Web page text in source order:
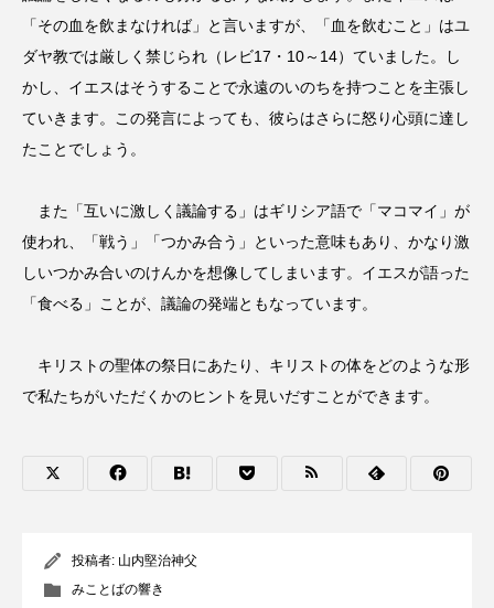
「その血を飲まなければ」と言いますが、「血を飲むこと」はユ
ダヤ教では厳しく禁じられ（レビ17・10～14）ていました。し
かし、イエスはそうすることで永遠のいのちを持つことを主張し
ていきます。この発言によっても、彼らはさらに怒り心頭に達し
たことでしょう。
また「互いに激しく議論する」はギリシア語で「マコマイ」が
使われ、「戦う」「つかみ合う」といった意味もあり、かなり激
しいつかみ合いのけんかを想像してしまいます。イエスが語った
「食べる」ことが、議論の発端ともなっています。
キリストの聖体の祭日にあたり、キリストの体をどのような形
で私たちがいただくかのヒントを見いだすことができます。
投稿者: 山内堅治神父
みことばの響き